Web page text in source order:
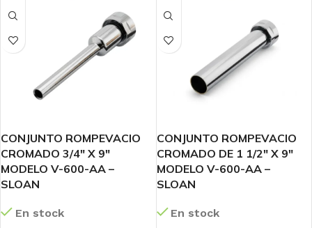
CONJUNTO ROMPEVACIO
CROMADO 3/4″ X 9″
MODELO V-600-AA –
SLOAN
En stock
CONJUNTO ROMPEVACIO
CROMADO DE 1 1/2″ X 9″
MODELO V-600-AA –
SLOAN
En stock